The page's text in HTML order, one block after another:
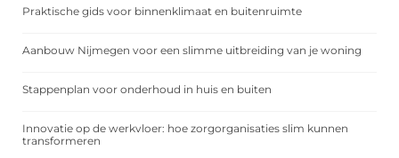
Praktische gids voor binnenklimaat en buitenruimte
Aanbouw Nijmegen voor een slimme uitbreiding van je woning
Stappenplan voor onderhoud in huis en buiten
Innovatie op de werkvloer: hoe zorgorganisaties slim kunnen
transformeren